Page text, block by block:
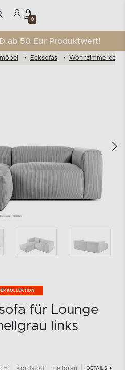
0
ab 50 Eur Produktwert!
Ecksofas
KOLLEKTION
für Lounge
links
Kordstoff hellgrau DETAILS